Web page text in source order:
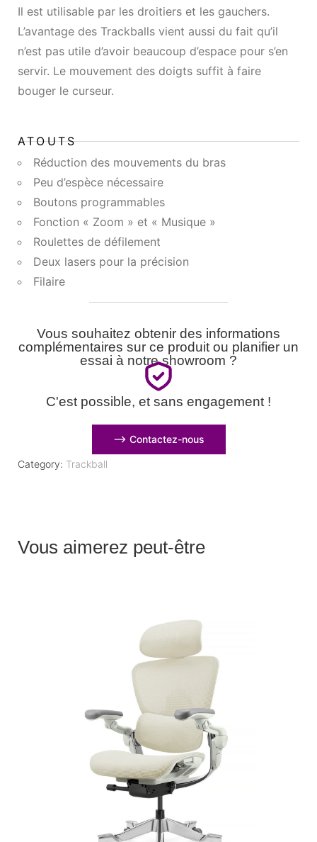
Il est utilisable par les droitiers et les gauchers.
L’avantage des Trackballs vient aussi du fait qu’il
n’est pas utile d’avoir beaucoup d’espace pour s’en
servir. Le mouvement des doigts suffit à faire
bouger le curseur.
ATOUTS
Réduction des mouvements du bras
Peu d’espèce nécessaire
Boutons programmables
Fonction « Zoom » et « Musique »
Roulettes de défilement
Deux lasers pour la précision
Filaire
Vous souhaitez obtenir des informations
complémentaires sur ce produit ou planifier un
essai à notre showroom ?
C'est possible, et sans engagement !
⟶ Contactez-nous
Category: Trackball
Vous aimerez peut-être